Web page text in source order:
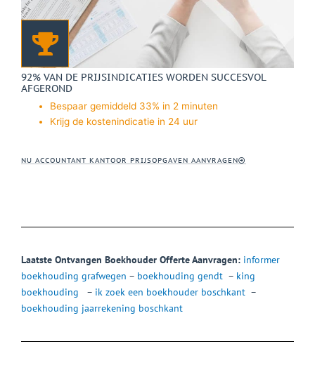
92% VAN DE PRIJSINDICATIES WORDEN SUCCESVOL
AFGEROND
Bespaar gemiddeld 33% in 2 minuten
Krijg de kostenindicatie in 24 uur
NU ACCOUNTANT KANTOOR PRIJSOPGAVEN AANVRAGEN
Laatste Ontvangen Boekhouder Offerte Aanvragen: informer
boekhouding grafwegen – boekhouding gendt – king
boekhouding
– ik zoek een boekhouder boschkant –
boekhouding jaarrekening boschkant